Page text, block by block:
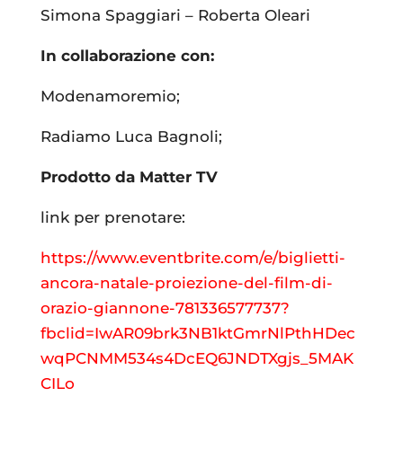
Simona Spaggiari – Roberta Oleari
In collaborazione con:
Modenamoremio;
Radiamo Luca Bagnoli;
Prodotto da Matter TV
link per prenotare:
https://www.eventbrite.com/e/biglietti-
ancora-natale-proiezione-del-film-di-
orazio-giannone-781336577737?
fbclid=IwAR09brk3NB1ktGmrNlPthHDec
wqPCNMM534s4DcEQ6JNDTXgjs_5MAK
CILo